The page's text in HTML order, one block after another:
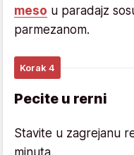
meso u paradajz
parmezanom.
Korak 4
Pecite u rerni
Stavite u zagrejanu
minuta.